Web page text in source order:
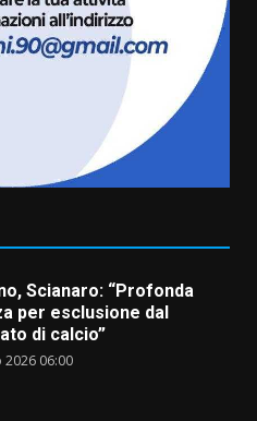
del Minareto e la prima
“L’Albergo
Il rapimento”
06:15
Musica di
nuovo
con “Fasano in
Scianaro: “Profonda
per esclusione dal
di calcio”
06:00